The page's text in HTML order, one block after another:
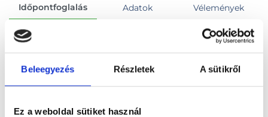
Beleegyezés Részletek A sütikről
Ez a weboldal sütiket használ
Időpontfoglalás Adatok Vélemények
Foglalj időpontot
Összes szakterület